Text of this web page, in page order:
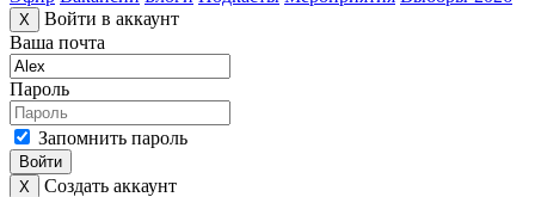
X
Войти в аккаунт
Ваша почта
Пароль
Запомнить пароль
Войти
X
Создать аккаунт